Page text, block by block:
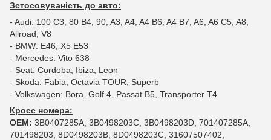
Зстосовуваність до авто:
- Audi: 100 C3, 80 B4, 90, A3, A4, A4 B6, A4 B7, A6, A6 C5, A8,
Allroad, V8
- BMW: E46, X5 E53
- Mercedes: Vito 638
- Seat: Cordoba, Ibiza, Leon
- Skoda: Fabia, Octavia TOUR, Superb
- Volkswagen: Bora, Golf 4, Passat B5, Transporter T4
Кросс номера:
OEM: 3B0407285A, 3B0498203C, 3B0498203D, 701407285A,
701498203, 8D0498203B, 8D0498203C, 31607507402,